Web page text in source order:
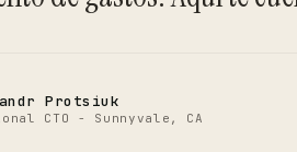
Protsiuk
CTO - Sunnyvale, CA